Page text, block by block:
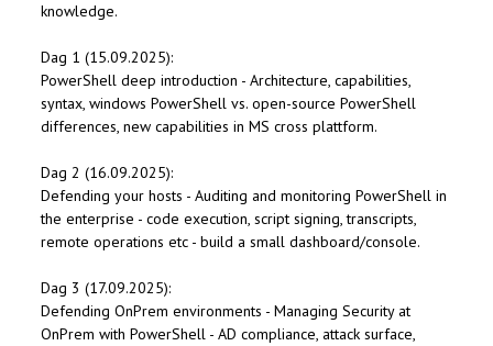
knowledge.
Dag 1 (15.09.2025):
PowerShell deep introduction - Architecture, capabilities,
syntax, windows PowerShell vs. open-source PowerShell
differences, new capabilities in MS cross plattform.
Dag 2 (16.09.2025):
Defending your hosts - Auditing and monitoring PowerShell in
the enterprise - code execution, script signing, transcripts,
remote operations etc - build a small dashboard/console.
Dag 3 (17.09.2025):
Defending OnPrem environments - Managing Security at
OnPrem with PowerShell - AD compliance, attack surface,